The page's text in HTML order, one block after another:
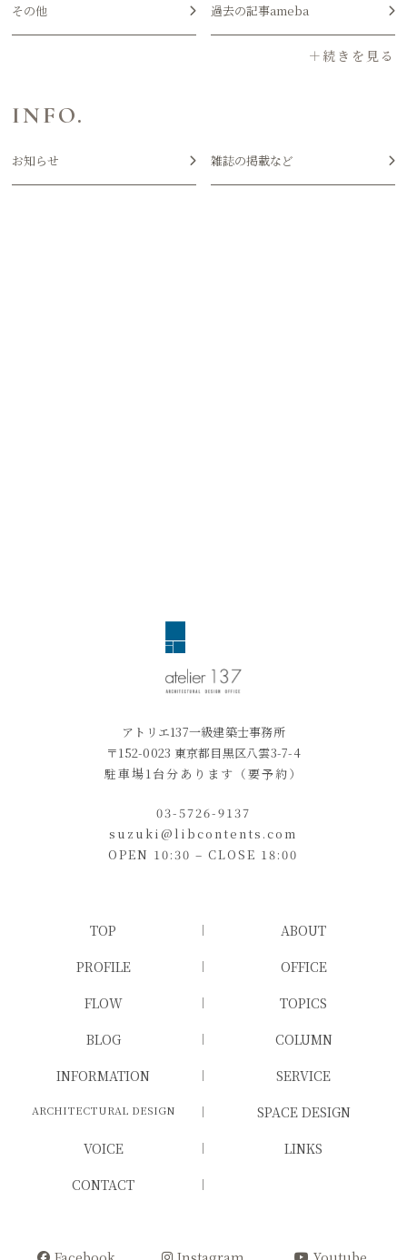
その他 過去の記事ameba
INFO.
お知らせ 雑誌の掲載など
アトリエ137一級建築士事務所
〒152-0023 東京都目黒区八雲3-7-4
駐車場1台分あります（要予約）
03-5726-9137
suzuki@libcontents.com
OPEN 10:30 – CLOSE 18:00
TOP
ABOUT
PROFILE
OFFICE
FLOW
TOPICS
BLOG
COLUMN
INFORMATION
SERVICE
ARCHITECTURAL DESIGN
SPACE DESIGN
VOICE
LINKS
CONTACT